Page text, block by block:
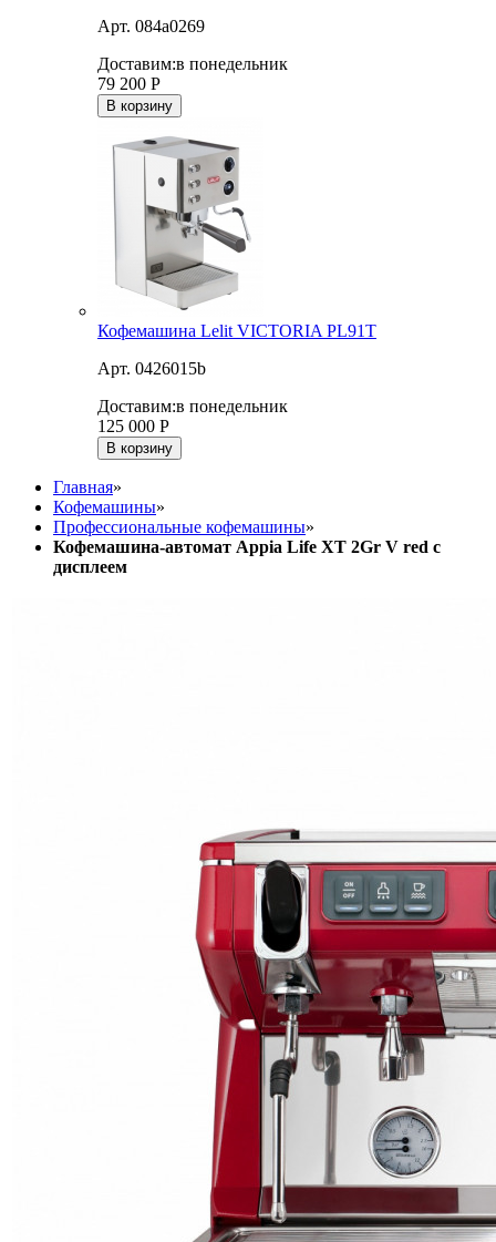
Арт. 084a0269
Доставим:в понедельник
79 200 Р
В корзину
Кофемашина Lelit VICTORIA PL91T
Арт. 0426015b
Доставим:в понедельник
125 000 Р
В корзину
Главная»
Кофемашины»
Профессиональные кофемашины»
Кофемашина-автомат Appia Life XT 2Gr V red с
дисплеем